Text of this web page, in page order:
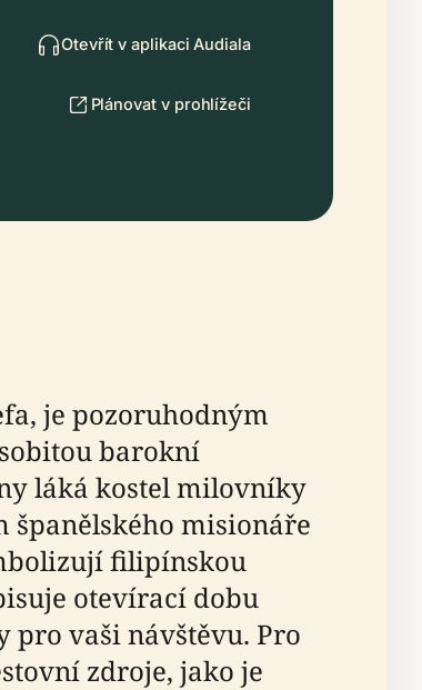
Otevřít v aplikaci Audiala
Plánovat v prohlížeči
je pozoruhodným
barokní
láká kostel milovníky
španělského misionáře
filipínskou
otevírací dobu
pro vaši návštěvu. Pro
zdroje, jako je